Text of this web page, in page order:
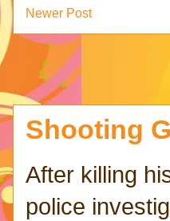
Newer Post
Shooting
After killing
police